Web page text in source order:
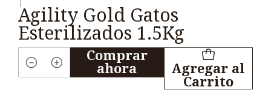
Agility Gold Gatos
Esterilizados 1.5Kg
Cantidad
Agregar al
Carrito
Comprar
ahora